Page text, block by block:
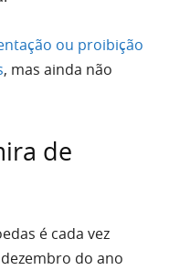
ou proibição
, mas ainda não
de
é cada vez
do ano